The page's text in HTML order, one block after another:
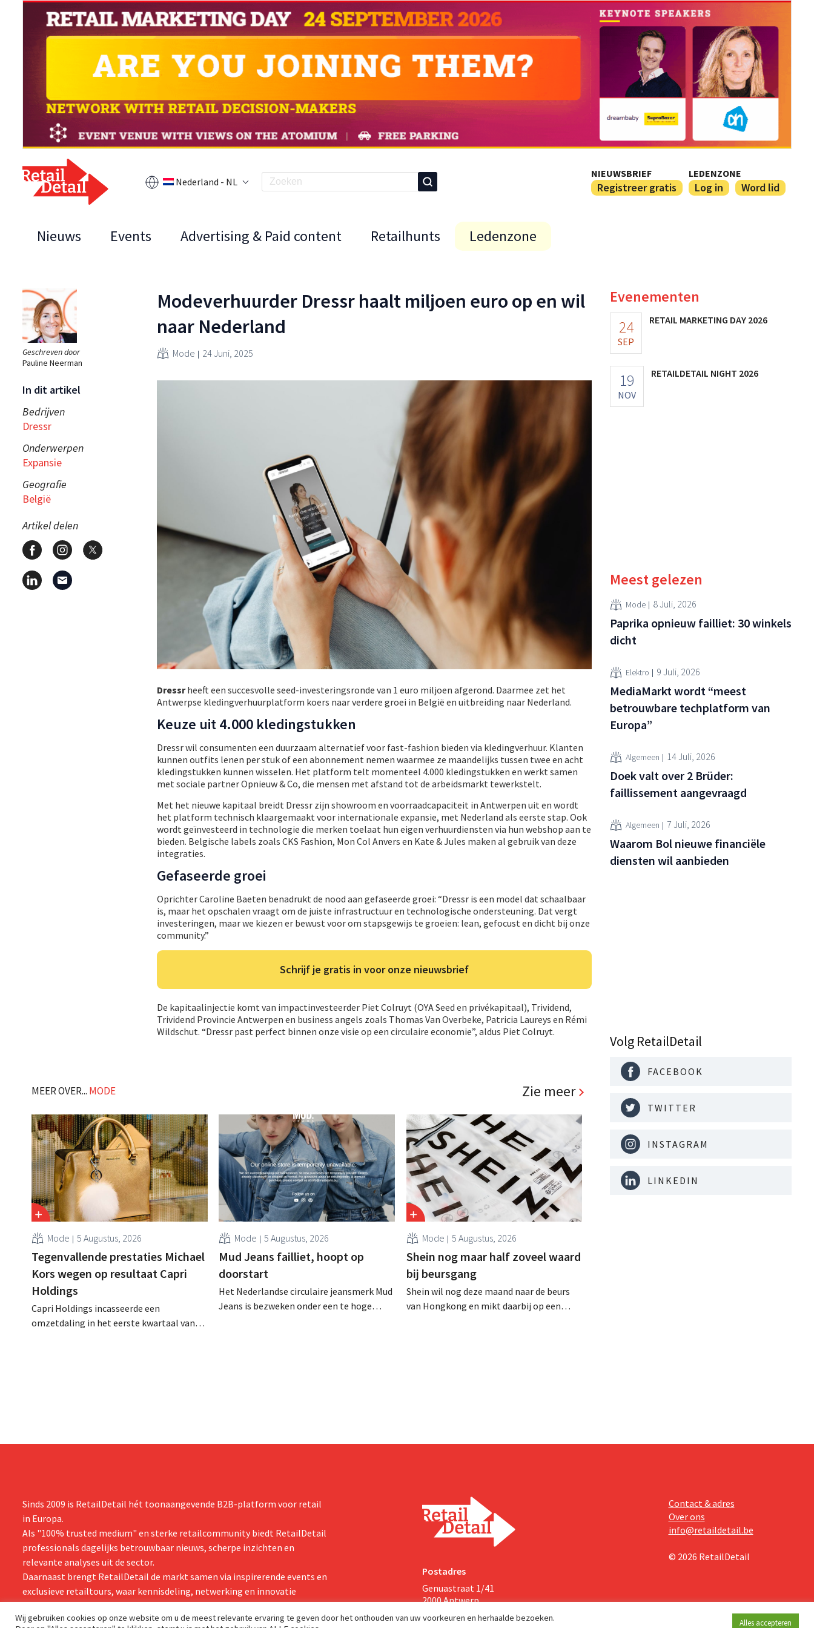
Nederland - NL
NIEUWSBRIEF
Registreer gratis
LEDENZONE
Log in Word lid
Nieuws Events Advertising & Paid content Retailhunts Ledenzone
Geschreven door
Pauline Neerman
In dit artikel
Bedrijven
Dressr
Onderwerpen
Expansie
Geografie
België
Artikel delen
Modeverhuurder Dressr haalt miljoen euro op en wil
naar Nederland
Mode 24 Juni, 2025
Dressrheeft een succesvolle seed-investeringsronde van 1 euro miljoen afgerond. Daarmee zet het
Antwerpse kledingverhuurplatform koers naar verdere groei in België en uitbreiding naar Nederland.
Keuze uit 4.000 kledingstukken
Dressr wil consumenten een duurzaam alternatief voor fast-fashion bieden via kledingverhuur. Klanten
kunnen outfits lenen per stuk of een abonnement nemen waarmee ze maandelijks tussen twee en acht
kledingstukken kunnen wisselen. Het platform telt momenteel 4.000 kledingstukken en werkt samen
met sociale partner Opnieuw & Co, die mensen met afstand tot de arbeidsmarkt tewerkstelt.
Met het nieuwe kapitaal breidt Dressr zijn showroom en voorraadcapaciteit in Antwerpen uit en wordt
het platform technisch klaargemaakt voor internationale expansie, met Nederland als eerste stap. Ook
wordt geïnvesteerd in technologie die merken toelaat hun eigen verhuurdiensten via hun webshop aan te
bieden. Belgische labels zoals CKS Fashion, Mon Col Anvers en Kate & Jules maken al gebruik van deze
integraties.
Gefaseerde groei
Oprichter Caroline Baeten benadrukt de nood aan gefaseerde groei: “Dressr is een model dat schaalbaar
is, maar het opschalen vraagt om de juiste infrastructuur en technologische ondersteuning. Dat vergt
investeringen, maar we kiezen er bewust voor om stapsgewijs te groeien: lean, gefocust en dicht bij onze
community.”
Schrijf je gratis in voor onze nieuwsbrief
De kapitaalinjectie komt van impactinvesteerder Piet Colruyt (OYA Seed en privékapitaal), Trividend,
Trividend Provincie Antwerpen en business angels zoals Thomas Van Overbeke, Patricia Laureys en Rémi
Wildschut. “Dressr past perfect binnen onze visie op een circulaire economie”, aldus Piet Colruyt.
MEER OVER... MODE Zie meer
Mode 5 Augustus, 2026
Tegenvallende prestaties Michael
Kors wegen op resultaat Capri
Holdings
Capri Holdings incasseerde een
omzetdaling in het eerste kwartaal van
Mode 5 Augustus, 2026
Mud Jeans failliet, hoopt op
doorstart
Het Nederlandse circulaire jeansmerk Mud
Jeans is bezweken onder een te hoge
Mode 5 Augustus, 2026
Shein nog maar half zoveel waard
bij beursgang
Shein wil nog deze maand naar de beurs
van Hongkong en mikt daarbij op een
Evenementen
24
SEP
RETAIL MARKETING DAY 2026
19
NOV
RETAILDETAIL NIGHT 2026
Meest gelezen
Mode 8 Juli, 2026
Paprika opnieuw failliet: 30 winkels
dicht
Elektro 9 Juli, 2026
MediaMarkt wordt “meest
betrouwbare techplatform van
Europa”
Algemeen 14 Juli, 2026
Doek valt over 2 Brüder:
faillissement aangevraagd
Algemeen 7 Juli, 2026
Waarom Bol nieuwe financiële
diensten wil aanbieden
Volg RetailDetail
FACEBOOK
TWITTER
INSTAGRAM
LINKEDIN
Sinds 2009 is RetailDetail hét toonaangevende B2B-platform voor retail
in Europa.
Als "100% trusted medium" en sterke retailcommunity biedt RetailDetail
professionals dagelijks betrouwbaar nieuws, scherpe inzichten en
relevante analyses uit de sector.
Daarnaast brengt RetailDetail de markt samen via inspirerende events en
exclusieve retailtours, waar kennisdeling, netwerking en innovatie
centraal staan.
Postadres
Genuastraat 1/41
2000 Antwerp
Contact & adres
Over ons
info@retaildetail.be
© 2026 RetailDetail
Wij gebruiken cookies op onze website om u de meest relevante ervaring te geven door het onthouden van uw voorkeuren en herhaalde bezoeken.
Alles accepteren